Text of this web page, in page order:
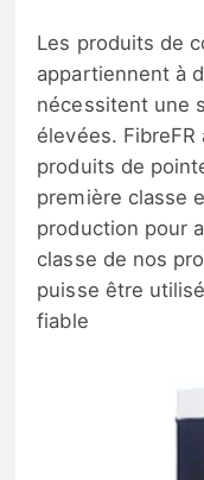
Les produits de
appartiennent à
nécessitent une
élevées.
produits de
première classe
production pour
classe de nos
puisse être
fiable